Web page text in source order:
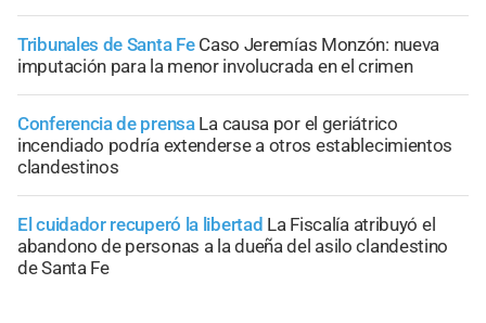
Tribunales de Santa Fe Caso Jeremías Monzón: nueva
imputación para la menor involucrada en el crimen
Conferencia de prensa La causa por el geriátrico
incendiado podría extenderse a otros establecimientos
clandestinos
El cuidador recuperó la libertad La Fiscalía atribuyó el
abandono de personas a la dueña del asilo clandestino
de Santa Fe